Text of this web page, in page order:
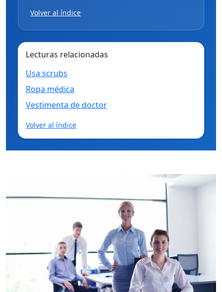
Volver al índice
Lecturas relacionadas
Usa scrubs
Ropa médica
Vestimenta de doctor
Volver al índice